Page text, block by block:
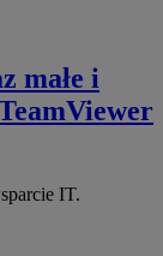
małe i
IT.